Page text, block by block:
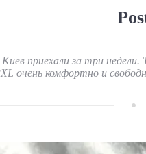
приехали за три недели.
очень комфортно и